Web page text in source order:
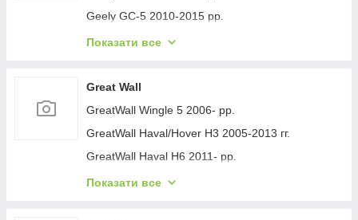
Geely GC-5 2010-2015 рр.
Geely GC-6 2014-2020 рр.
Geely Emgrand EC7 2009- рр.
Geely Emgrand X7 2011- рр.
Geely LC Cross 2008-2016 гг.
Geely MK 2006-2014 рр.
Geely MK Cross 2010-2016 рр.
Показати все
Great Wall
GreatWall Wingle 5 2006- рр.
GreatWall Haval/Hover H3 2005-2013 гг.
GreatWall Haval H6 2011- рр.
GreatWall Haval F7 2018-2024 рр.
Показати все